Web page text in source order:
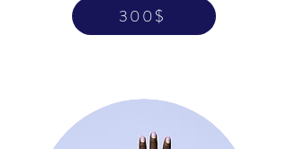
300$